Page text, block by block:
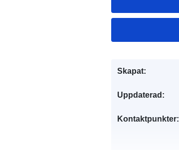
Skapat:
Uppdaterad:
Kontaktpunkter: